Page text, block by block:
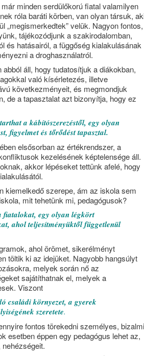
minden serdülőkorú fiatal valamilyen
róla baráti körben, van olyan társuk,
„megismerkedtek” velük. Nagyon fontos,
tájékozódjunk a szakirodalomban,
és hatásairól, a függőség kialakulásának
a droghasználatról.
áll, hogy tudatosítjuk a diákokban,
való kísérletezés, illetve
következményeit, és megmondjuk
de a tapasztalat azt bizonyítja, hogy ez
a kábítószerezéstől, egy olyan
figyelmet és tőrődést tapasztal.
elsősorban az értékrendszer, a
kezelésének képtelensége áll.
akkor lépéseket tettünk afelé, hogy
kiemelkedő szerepe, ám az iskola sem
mit tehetünk mi, pedagógusok?
fiatalokat, egy olyan légkört
ahol teljesítményüktől függetlenül
ahol örömet, sikerélményt
töltik ki az idejüket. Nagyobb hangsúlyt
melyek során nő az
sajátíthatnak el, melyek a
Viszont
családi környezet, a gyerek
szeretete.
fontos törekedni személyes, bizalmi
esetben éppen egy pedagógus lehet az,